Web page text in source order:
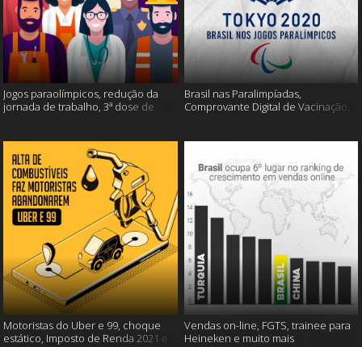
Jogos paraolímpicos, redução da
jornada de trabalho, 3ª dose de
Brasil nas Paralimpíadas,
Comprovante Digital de Vacinação,
Motoristas do Uber e 99, choque
estático, Imposto de Renda 2021 e
Vendas on-line, FGTS, trainee para
Heineken e muito mais